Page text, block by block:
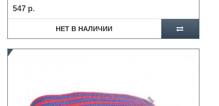
547 р.
НЕТ В НАЛИЧИИ